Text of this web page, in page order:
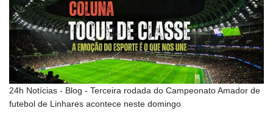
24h Notícias - Blog - Terceira rodada do Campeonato Amador de
futebol de Linhares acontece neste domingo